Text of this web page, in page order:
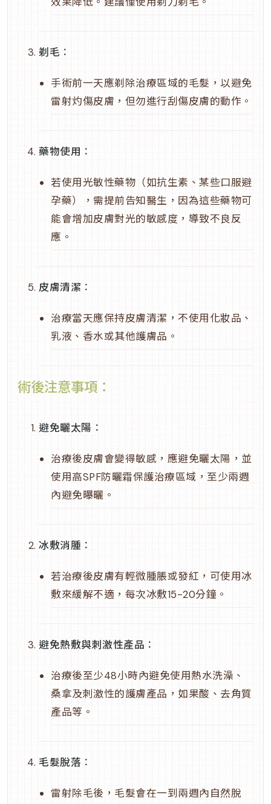
剃毛 ：
手術前一天應剃除治療區域的毛髮，以避免
雷射灼傷皮膚，但勿進行刮傷皮膚的動作。
藥物使用 ：
若使用光敏性藥物（如抗生素、某些口服避
孕藥），需提前告知醫生，因為這些藥物可
能會增加皮膚對光的敏感度，導致不良反
應。
皮膚清潔 ：
治療當天應保持皮膚清潔，不使用化妝品、
乳液、香水或其他護膚品。
術後注意事項：
避免曬太陽 ：
治療後皮膚會變得敏感，應避免曬太陽，並
使用高SPF防曬霜保護治療區域，至少兩週
內避免曝曬。
冰敷消腫 ：
若治療後皮膚有輕微腫脹或發紅，可使用冰
敷來緩解不適，每次冰敷15-20分鐘。
避免熱敷與刺激性產品 ：
治療後至少48小時內避免使用熱水洗澡、
桑拿及刺激性的護膚產品，如果酸、去角質
產品等。
毛髮脫落 ：
雷射除毛後，毛髮會在一到兩週內自然脫